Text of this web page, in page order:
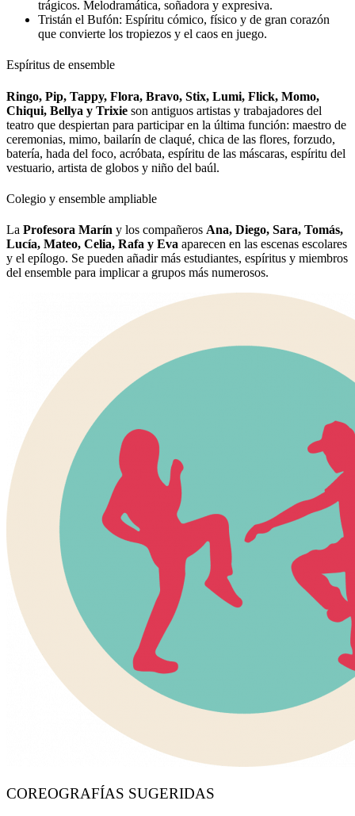
trágicos. Melodramática, soñadora y expresiva.
Tristán el Bufón: Espíritu cómico, físico y de gran corazón
que convierte los tropiezos y el caos en juego.
Espíritus de ensemble
Ringo, Pip, Tappy, Flora, Bravo, Stix, Lumi, Flick, Momo,
Chiqui, Bellya y Trixie son antiguos artistas y trabajadores del
teatro que despiertan para participar en la última función: maestro de
ceremonias, mimo, bailarín de claqué, chica de las flores, forzudo,
batería, hada del foco, acróbata, espíritu de las máscaras, espíritu del
vestuario, artista de globos y niño del baúl.
Colegio y ensemble ampliable
La Profesora Marín y los compañeros Ana, Diego, Sara, Tomás,
Lucía, Mateo, Celia, Rafa y Eva aparecen en las escenas escolares
y el epílogo. Se pueden añadir más estudiantes, espíritus y miembros
del ensemble para implicar a grupos más numerosos.
COREOGRAFÍAS SUGERIDAS